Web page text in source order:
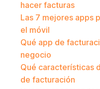
hacer facturas
Las 7 mejores apps
el móvil
Qué app de
negocio
Qué características
de facturación